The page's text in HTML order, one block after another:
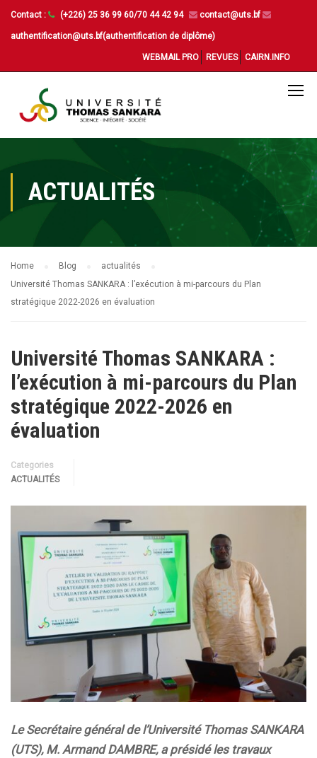
Contact : (+226) 25 36 99 60/70 44 42 94 contact@uts.bf
authentification@uts.bf(authentification de diplôme)
WEBMAIL PRO REVUES CAIRN.INFO
ACTUALITÉS
Home Blog
actualités
Université Thomas SANKARA : l’exécution à mi-parcours du Plan
stratégique 2022-2026 en évaluation
Université Thomas SANKARA :
l’exécution à mi-parcours du Plan
stratégique 2022-2026 en
évaluation
Categories
ACTUALITÉS
Le Secrétaire général de l’Université Thomas SANKARA
(UTS), M. Armand DAMBRE, a présidé les travaux